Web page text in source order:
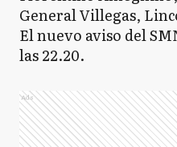
General Villegas,
El nuevo aviso del
las 22.20.
Ads